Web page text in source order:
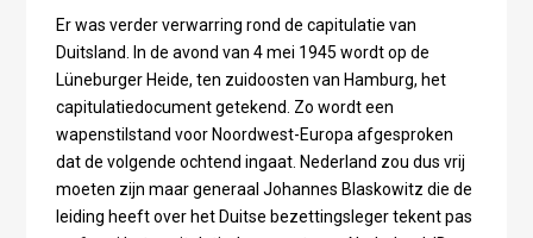
Er was verder verwarring rond de capitulatie van
Duitsland. In de avond van 4 mei 1945 wordt op de
Lüneburger Heide, ten zuidoosten van Hamburg, het
capitulatiedocument getekend. Zo wordt een
wapenstilstand voor Noordwest-Europa afgesproken
dat de volgende ochtend ingaat. Nederland zou dus vrij
moeten zijn maar generaal Johannes Blaskowitz die de
leiding heeft over het Duitse bezettingsleger tekent pas